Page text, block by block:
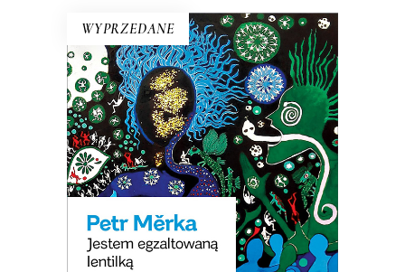
WYPRZEDANE
JESTEM EGZALTOWANĄ
LENTILKĄ
Opowiadania surrealistyczne, science
fiction o dewiantach, horror erotyczny,
pornograficzna krytyka społeczna. Ta
książką wprawiła w zdumienie nawet